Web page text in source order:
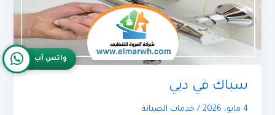
سباك في دبي
4 مايو، 2026 / خدمات الصيانة
واتس آب